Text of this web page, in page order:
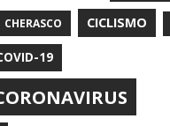
CHERASCO CICLISMO
19